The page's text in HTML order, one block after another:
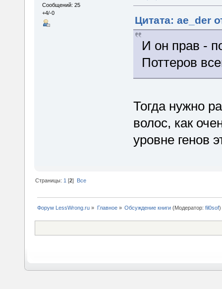
Сообщений: 25
+4/-0
Цитата: ae_der
И он прав -
Поттеров
Тогда нужно
волос, как
уровне генов
Страницы: 1 [2] Все
Форум LessWrong.ru » Главное» Обсуждение книги(Модератор: fil0sof)